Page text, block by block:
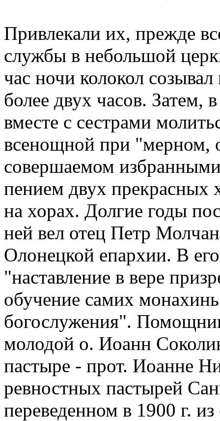
Привлекали их, прежде
службы в небольшой
час ночи колокол
более двух часов. Затем,
вместе с сестрами
всенощной при "мерном,
совершаемом
пением двух прекрасных
на хорах. Долгие годы
ней вел отец Петр
Олонецкой епархии. В
"наставление в вере
обучение самих
богослужения".
молодой о. Иоанн
пастыре - прот. Иоанне
ревностных пастырей
переведенном в 1900 г. из